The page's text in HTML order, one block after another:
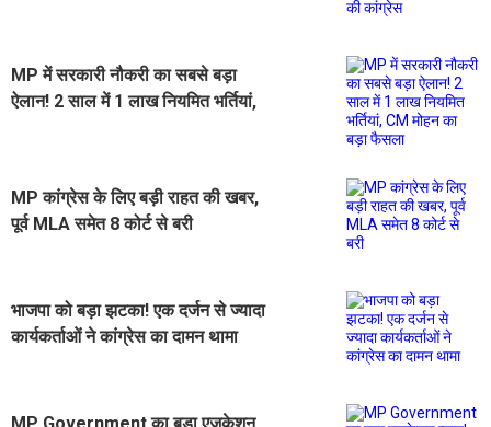
MP में सरकारी नौकरी का सबसे बड़ा
ऐलान! 2 साल में 1 लाख नियमित भर्तियां,
MP कांग्रेस के लिए बड़ी राहत की खबर,
पूर्व MLA समेत 8 कोर्ट से बरी
भाजपा को बड़ा झटका! एक दर्जन से ज्यादा
कार्यकर्ताओं ने कांग्रेस का दामन थामा
MP Government का बड़ा एजुकेशन